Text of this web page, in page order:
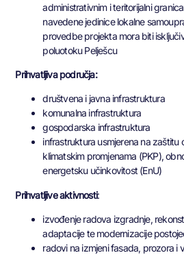
administrativnim i teritorijalni
navedene jedinice lokalne
provedbe projekta mora biti
poluotoku Pelješcu
Prihvatljiva područja:
društvena i javna infrastruktura
komunalna infrastruktura
gospodarska infrastruktura
infrastruktura usmjerena na zaštitu
klimatskim promjenama (PKP),
energetsku učinkovitost (EnU)
Prihvatljive aktivnosti:
izvođenje radova izgradnje,
adaptacije te modernizacije
radovi na izmjeni fasada, prozora i